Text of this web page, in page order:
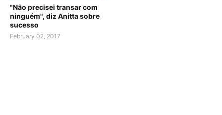
"Não precisei transar com
ninguém", diz Anitta sobre
sucesso
February 02, 2017